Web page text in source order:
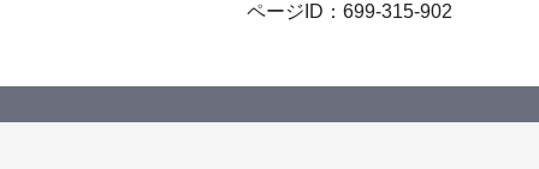
ページID：699-315-902